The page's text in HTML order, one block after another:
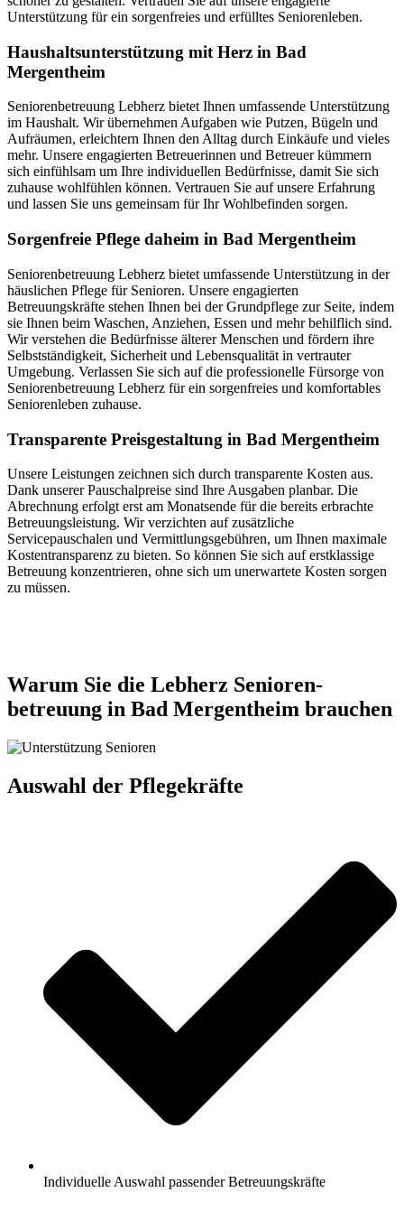
Unterstützung für ein sorgenfreies und erfülltes Seniorenleben.
Haushalts­unterstützung mit Herz in Bad
Mergentheim
Seniorenbetreuung Lebherz bietet Ihnen umfassende Unterstützung
im Haushalt. Wir übernehmen Aufgaben wie Putzen, Bügeln und
Aufräumen, erleichtern Ihnen den Alltag durch Einkäufe und vieles
mehr. Unsere engagierten Betreuerinnen und Betreuer kümmern
sich einfühlsam um Ihre individuellen Bedürfnisse, damit Sie sich
zuhause wohlfühlen können. Vertrauen Sie auf unsere Erfahrung
und lassen Sie uns gemeinsam für Ihr Wohlbefinden sorgen.
Sorgenfreie Pflege daheim in Bad Mergentheim
Seniorenbetreuung Lebherz bietet umfassende Unterstützung in der
häuslichen Pflege für Senioren. Unsere engagierten
Betreuungskräfte stehen Ihnen bei der Grundpflege zur Seite, indem
sie Ihnen beim Waschen, Anziehen, Essen und mehr behilflich sind.
Wir verstehen die Bedürfnisse älterer Menschen und fördern ihre
Selbstständigkeit, Sicherheit und Lebensqualität in vertrauter
Umgebung. Verlassen Sie sich auf die professionelle Fürsorge von
Seniorenbetreuung Lebherz für ein sorgenfreies und komfortables
Seniorenleben zuhause.
Transparente Preisgestaltung in Bad Mergentheim
Unsere Leistungen zeichnen sich durch transparente Kosten aus.
Dank unserer Pauschalpreise sind Ihre Ausgaben planbar. Die
Abrechnung erfolgt erst am Monatsende für die bereits erbrachte
Betreuungsleistung. Wir verzichten auf zusätzliche
Servicepauschalen und Vermittlungsgebühren, um Ihnen maximale
Kostentransparenz zu bieten. So können Sie sich auf erstklassige
Betreuung konzentrieren, ohne sich um unerwartete Kosten sorgen
zu müssen.
Warum Sie die Lebherz Senioren­
betreuung in Bad Mergentheim brauchen
Auswahl der Pflegekräfte
Individuelle Auswahl passender Betreuungskräfte